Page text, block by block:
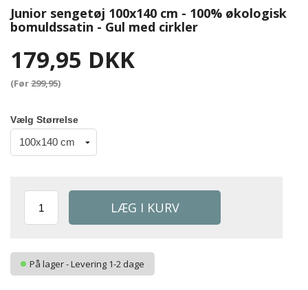
Junior sengetøj 100x140 cm - 100% økologisk
bomuldssatin - Gul med cirkler
179,95 DKK
(Før299,95)
Vælg Størrelse
På lager - Levering 1-2 dage